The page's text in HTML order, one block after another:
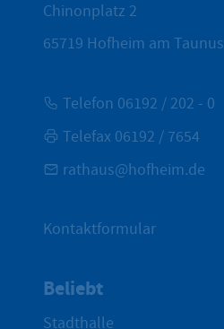
Chinonplatz 2
65719 Hofheim am Taunus
Telefon 06192 / 202 - 0
Telefax 06192 / 7654
rathaus@hofheim.de
Kontaktformular
Beliebt
Stadthalle